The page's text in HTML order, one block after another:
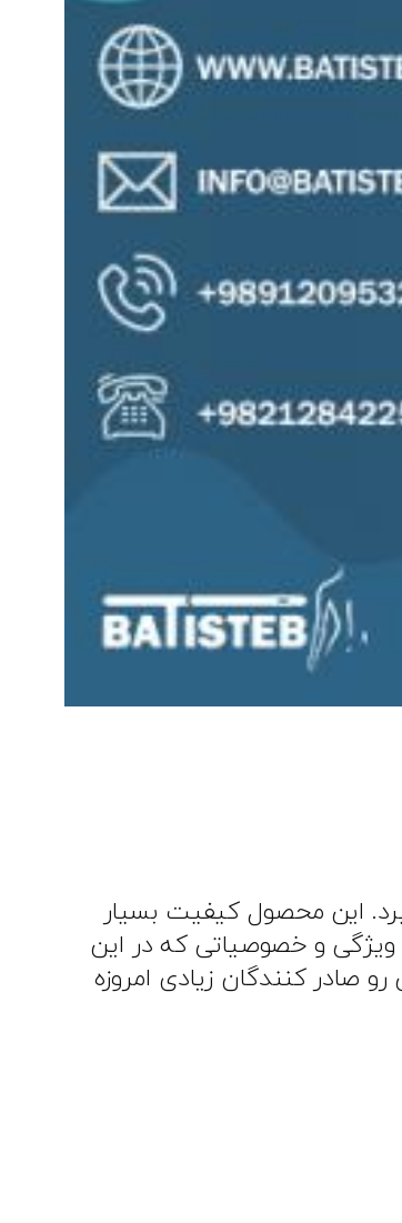
این محصول کیفیت بسیار
ویژگی و خصوصیاتی که در این
کنندگان زیادی امروزه